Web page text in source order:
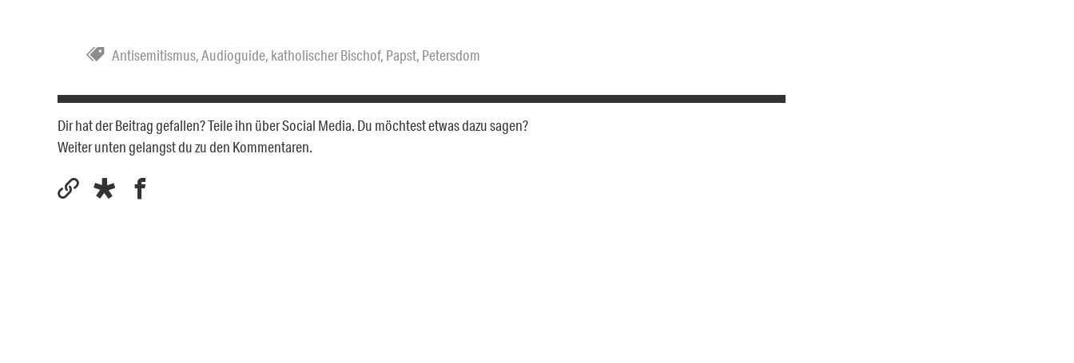
Antisemitismus,Audioguide, katholischer Bischof, Papst, Petersdom
Dir hat der Beitrag gefallen? Teile ihn über Social Media. Du möchtest etwas dazu sagen?
Weiter unten gelangst du zu den Kommentaren.